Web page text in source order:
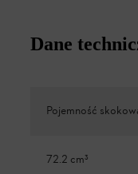
Dane
Pojemność
72.2 cm³